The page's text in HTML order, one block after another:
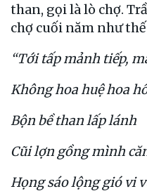
than, gọi là lò chợ.
chợ cuối năm như thế
“Tới tấp mảnh tiếp,
Không hoa huệ hoa
Bộn bề than lấp lánh
Cũi lợn gồng mình
Họng sáo lộng gió vi